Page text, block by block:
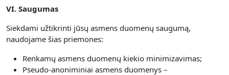
VI. Saugumas
Siekdami užtikrinti jūsų asmens duomenų saugumą,
naudojame šias priemones:
Renkamų asmens duomenų kiekio minimizavimas;
Pseudo-anoniminiai asmens duomenys –